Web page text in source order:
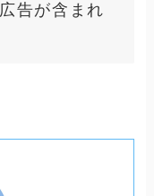
告が含まれ